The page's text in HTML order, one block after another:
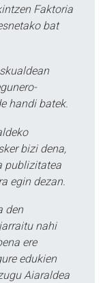
Faktoria
bat
handi batek.
bizi dena,
publizitatea
egin dezan.
den
nahi
ere
edukien
Aiaraldea